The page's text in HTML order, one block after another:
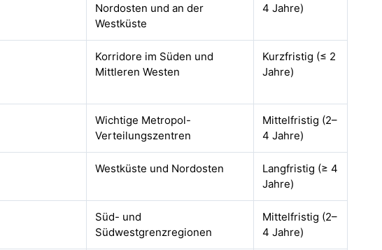
Nordosten und an der
Westküste
4 Jahre)
Korridore im Süden und
Mittleren Westen
Kurzfristig (≤ 2
Jahre)
Wichtige Metropol-
Verteilungszentren
Mittelfristig (2–
4 Jahre)
Westküste und Nordosten
Langfristig (≥ 4
Jahre)
Süd- und
Südwestgrenzregionen
Mittelfristig (2–
4 Jahre)